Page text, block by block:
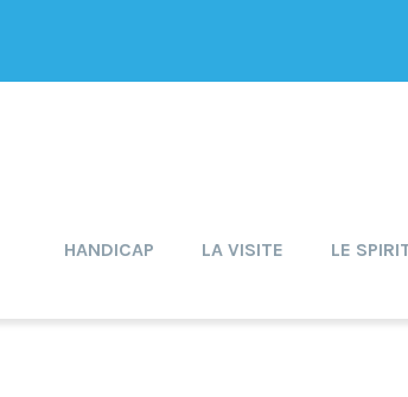
HANDICAP LA VISITE LE